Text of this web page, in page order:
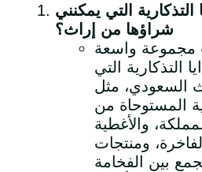
التذكارية التي يمكنني
شراؤها من إراث؟
مجموعة واسعة
التذكارية التي
السعودي، مثل
المستوحاة من
والأغطية
ومنتجات
بين الفخامة